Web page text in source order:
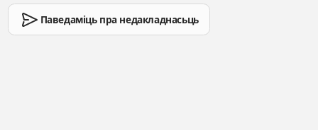
Паведаміць пра недакладнасьць